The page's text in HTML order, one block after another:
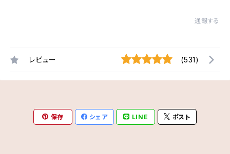
通報する
レビュー (531)
保存 シェア LINE ポスト